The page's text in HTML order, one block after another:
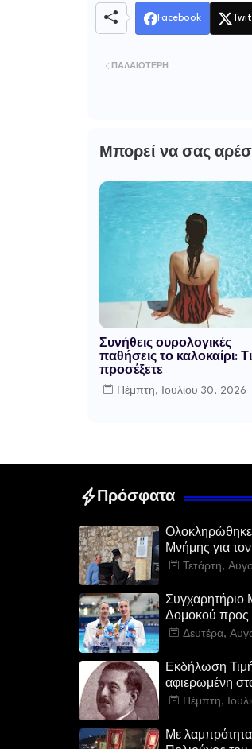
Facebook
ΠΑΛΑΙΌΤΕΡΗ
Μπορεί να σας
Συνήθεις ουρολογικές
παθήσεις το καλοκαίρι:
προσέξετε
Πέμπτη, Ιουλίου 30, 2026
Πρόσφατα
Ολοκληρώθηκε
Μνήμης για
Υπουργό
Τετάρτη,
Συγχαρητήριο
Δομοκού προς
Ευρώπης
Δευτέρα,
Εκδήλωση
αφιερωμένη
Ευστάθιο
Πέμπτη,
Με λαμπρότητα